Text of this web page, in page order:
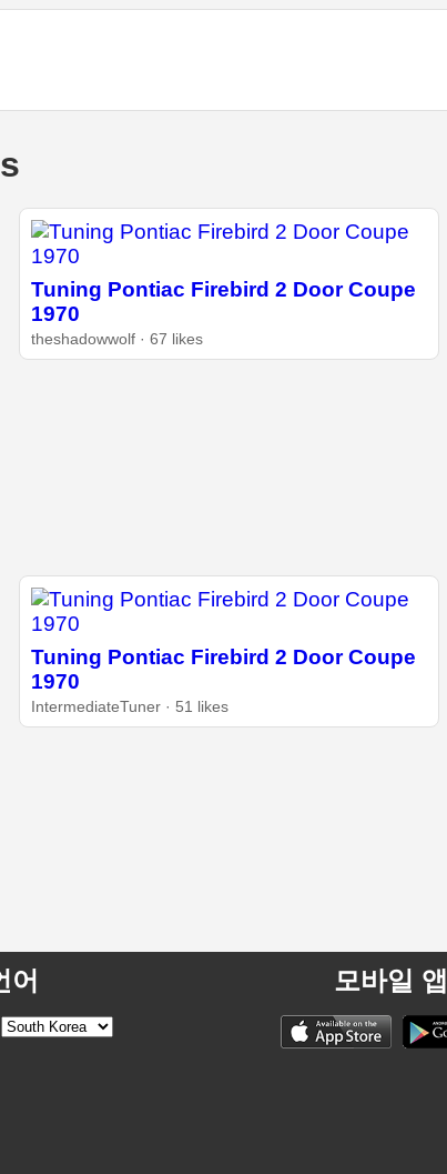
Tuning Pontiac Firebird 2 Door Coupe
1970
theshadowwolf · 67 likes
Tuning Pontiac Firebird 2 Door Coupe
1970
IntermediateTuner · 51 likes
어 모바일 앱